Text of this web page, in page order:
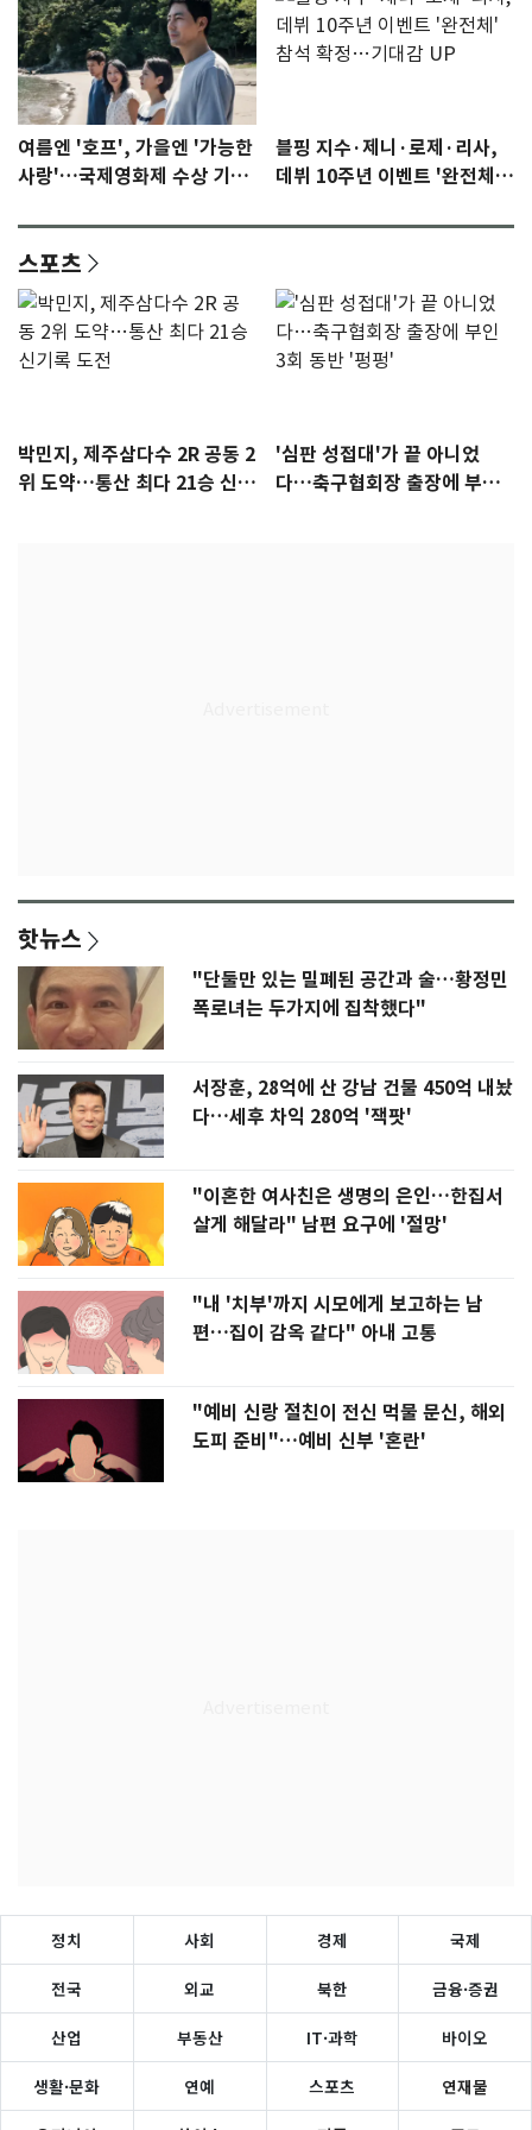
여름엔 '호프', 가을엔 '가능한
사랑'…국제영화제 수상 기대
블핑 지수·제니·로제·리사,
데뷔 10주년 이벤트 '완전체'
스포츠
박민지, 제주삼다수 2R 공동 2
위 도약…통산 최다 21승 신기
'심판 성접대'가 끝 아니었
다…축구협회장 출장에 부인
핫뉴스
"단둘만 있는 밀폐된 공간과 술…황정민
폭로녀는 두가지에 집착했다"
서장훈, 28억에 산 강남 건물 450억 내놨
다…세후 차익 280억 '잭팟'
"이혼한 여사친은 생명의 은인…한집서
살게 해달라" 남편 요구에 '절망'
"내 '치부'까지 시모에게 보고하는 남
편…집이 감옥 같다" 아내 고통
"예비 신랑 절친이 전신 먹물 문신, 해외
도피 준비"…예비 신부 '혼란'
정치 사회 경제 국제
전국 외교 북한 금융·증권
산업 부동산 IT·과학 바이오
생활·문화 연예 스포츠 연재물